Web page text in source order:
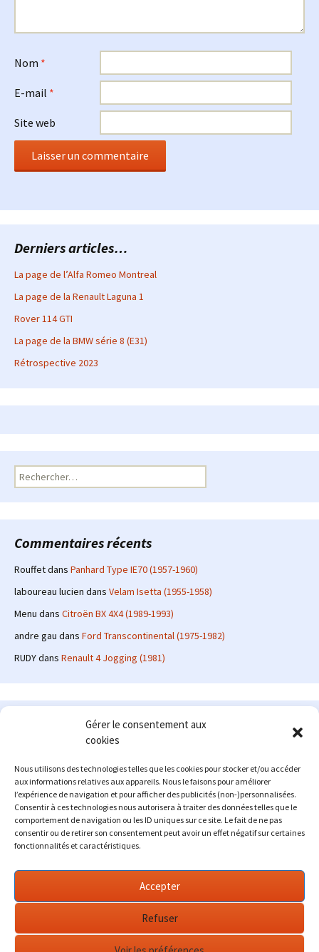
Gérer le consentement aux
cookies
Nous utilisons des technologies telles que les cookies pour stocker et/ou accéder
aux informations relatives aux appareils. Nous le faisons pour améliorer
l’expérience de navigation et pour afficher des publicités (non-)personnalisées.
Consentir à ces technologies nous autorisera à traiter des données telles que le
comportement de navigation ou les ID uniques sur ce site. Le fait de ne pas
consentir ou de retirer son consentement peut avoir un effet négatif sur certaines
fonctionnalités et caractéristiques.
Accepter
Refuser
Nom *
E-mail *
Site web
Derniers articles…
La page de l’Alfa Romeo Montreal
La page de la Renault Laguna 1
Rover 114 GTI
La page de la BMW série 8 (E31)
Rétrospective 2023
Rechercher :
Commentaires récents
Rouffetdans Panhard Type IE70 (1957-1960)
laboureau lucien dans Velam Isetta (1955-1958)
Menu dans Citroën BX 4X4 (1989-1993)
andre gau dans Ford Transcontinental (1975-1982)
RUDYdans Renault 4 Jogging (1981)
Le site en quelques mots
: passionné d'automobile ancienne depuis de
nombreuses années, j'ai commencé à partager ma passion sur
internet à partir de 2009 au travers d'un blog qui a connu un relatif
succès. Fin 2013, je décide de prendre mon autonomie et me lancer
avec mon propre site : l'Automobile Ancienne.
Me contacter : alex(at)lautomobileancienne.com